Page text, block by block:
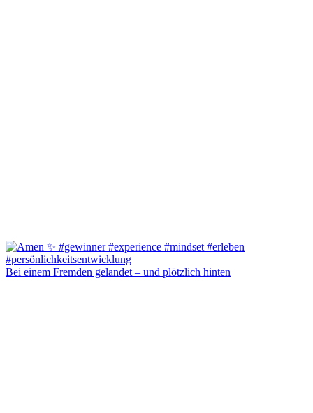
Bei einem Fremden gelandet – und plötzlich hinten